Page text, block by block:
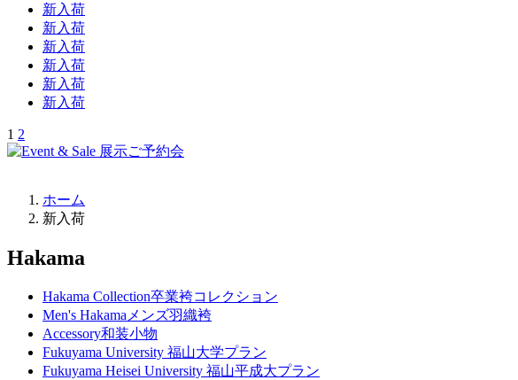
新入荷
新入荷
新入荷
新入荷
新入荷
新入荷
1 2
ホーム
新入荷
Hakama
Hakama Collection卒業袴コレクション
Men's Hakama メンズ羽織袴
Accessory和装小物
Fukuyama University 福山大学プラン
Fukuyama Heisei University 福山平成大プラン